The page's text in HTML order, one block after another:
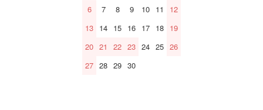
6
7 8 9 10 11
12
13 14 15 16 17 18 19
20 21 22 23 24 25 26
27 28 29 30